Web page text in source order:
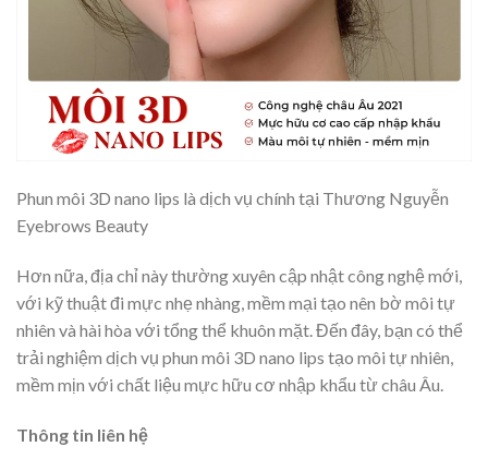
Phun môi 3D nano lips là dịch vụ chính tại Thương Nguyễn
Eyebrows Beauty
Hơn nữa, địa chỉ này thường xuyên cập nhật công nghệ mới,
với kỹ thuật đi mực nhẹ nhàng, mềm mại tạo nên bờ môi tự
nhiên và hài hòa với tổng thể khuôn mặt. Đến đây, bạn có thể
trải nghiệm dịch vụ phun môi 3D nano lips tạo môi tự nhiên,
mềm mịn với chất liệu mực hữu cơ nhập khẩu từ châu Âu.
Thông tin liên hệ